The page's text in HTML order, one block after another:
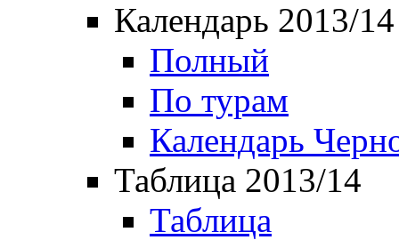
Календарь 2013/14
Полный
По турам
Календарь
Таблица 2013/14
Таблица